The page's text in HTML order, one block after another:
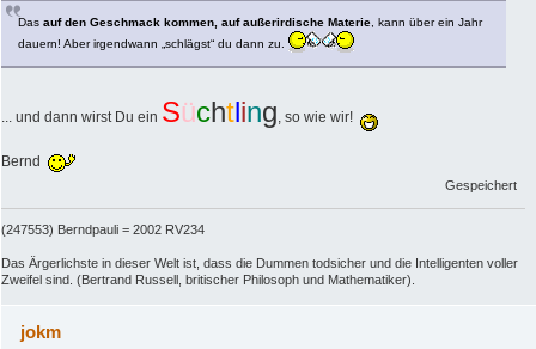
Das auf den Geschmack kommen, auf außerirdische Materie , kann über ein Jahr
dauern! Aber irgendwann „schlägst“ du dann zu.
... und dann wirst Du ein Süchtling , so wie wir!
Bernd
Gespeichert
(247553) Berndpauli = 2002 RV234
Das Ärgerlichste in dieser Welt ist, dass die Dummen todsicher und die Intelligenten voller
Zweifel sind. (Bertrand Russell, britischer Philosoph und Mathematiker).
jokm